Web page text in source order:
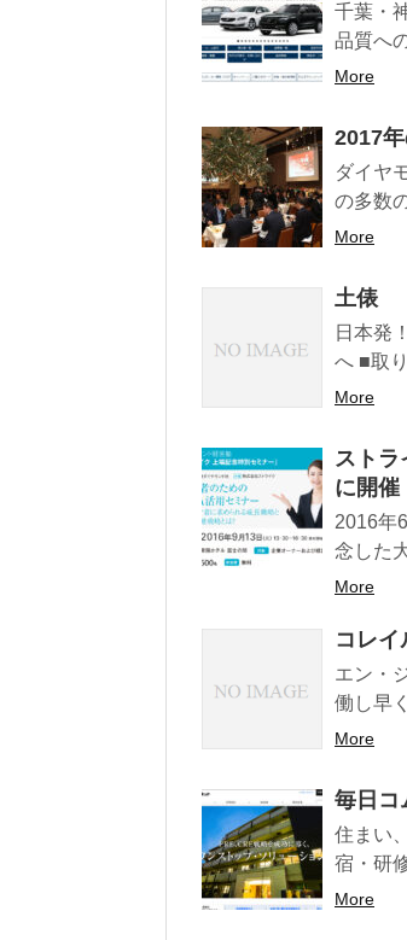
千葉・
品質へ
More
2017
ダイヤ
の多数
More
土俵
日本発
へ ■取
More
ストラ
に開催
2016年
念した
More
コレイ
エン・
働し早
More
毎日コ
住まい
宿・研
More